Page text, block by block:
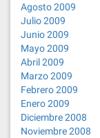
Agosto 2009
Julio 2009
Junio 2009
Mayo 2009
Abril 2009
Marzo 2009
Febrero 2009
Enero 2009
Diciembre 2008
Noviembre 2008